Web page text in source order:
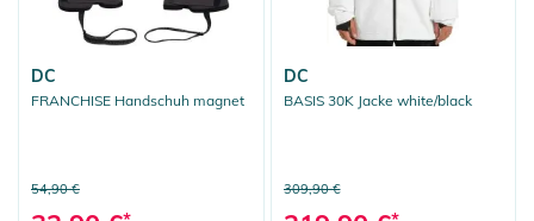
DC
FRANCHISE Handschuh magnet
54,90 €
DC
BASIS 30K Jacke white/black
309,90 €